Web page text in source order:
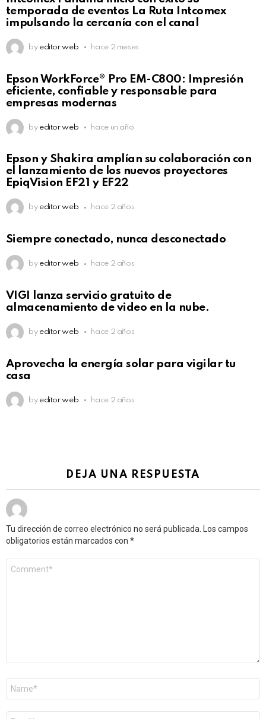
temporada de eventos La Ruta Intcomex
impulsando la cercanía con el canal
by editor web hace 2 meses
Epson WorkForce® Pro EM-C800: Impresión
eficiente, confiable y responsable para
empresas modernas
by editor web hace un año
Epson y Shakira amplían su colaboración con
el lanzamiento de los nuevos proyectores
EpiqVision EF21 y EF22
by editor web hace 2 años
Siempre conectado, nunca desconectado
by editor web hace 2 años
VIGI lanza servicio gratuito de
almacenamiento de video en la nube.
by editor web hace 2 años
Aprovecha la energía solar para vigilar tu
casa
by editor web hace 2 años
DEJA UNA RESPUESTA
Tu dirección de correo electrónico no será publicada.
Los campos
obligatorios están marcados con *